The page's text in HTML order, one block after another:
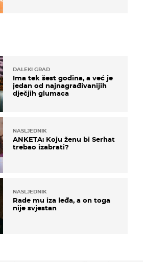
DALEKI GRAD
Ima tek šest godina, a već je
jedan od najnagrađivanijih
dječjih glumaca
NASLJEDNIK
ANKETA: Koju ženu bi Serhat
trebao izabrati?
NASLJEDNIK
Rade mu iza leđa, a on toga
nije svjestan